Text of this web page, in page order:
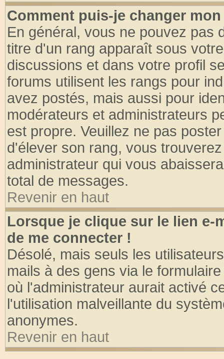
Comment puis-je changer
En général, vous ne pouvez pas
titre d'un rang apparaît sous
discussions et dans votre profil
forums utilisent les rangs pour
avez postés, mais aussi pour
modérateurs et administrateurs
est propre. Veuillez ne pas
d'élever son rang, vous
administrateur qui vous
total de messages.
Revenir en haut
Lorsque je clique sur le lien e-
de me connecter !
Désolé, mais seuls les
mails à des gens via le
où l'administrateur aurait activé
l'utilisation malveillante du
anonymes.
Revenir en haut